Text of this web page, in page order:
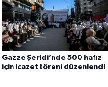
Gazze Şeridi’nde 500 hafız
için icazet töreni düzenlendi